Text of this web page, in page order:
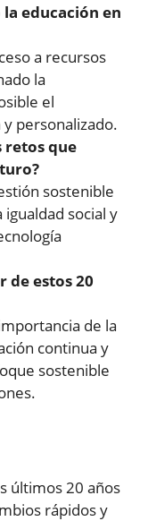
educación en
a recursos
la
el
personalizado.
retos que
sostenible
social y
de estos 20
de la
continua y
sostenible
últimos 20 años
rápidos y